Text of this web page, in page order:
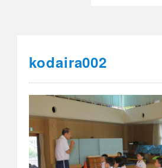
kodaira002